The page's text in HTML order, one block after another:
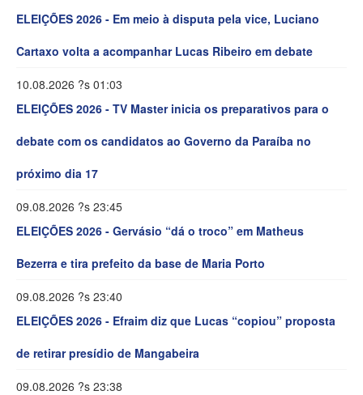
ELEIÇÕES 2026 - Em meio à disputa pela vice, Luciano
Cartaxo volta a acompanhar Lucas Ribeiro em debate
10.08.2026 ?s 01:03
ELEIÇÕES 2026 - TV Master inicia os preparativos para o
debate com os candidatos ao Governo da Paraíba no
próximo dia 17
09.08.2026 ?s 23:45
ELEIÇÕES 2026 - Gervásio “dá o troco” em Matheus
Bezerra e tira prefeito da base de Maria Porto
09.08.2026 ?s 23:40
ELEIÇÕES 2026 - Efraim diz que Lucas “copiou” proposta
de retirar presídio de Mangabeira
09.08.2026 ?s 23:38